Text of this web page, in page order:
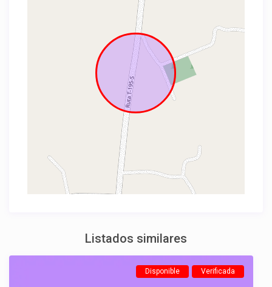
Listados similares
Disponible Verificada